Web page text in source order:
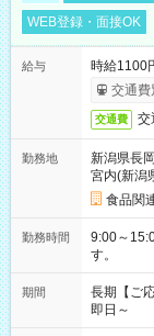
WEB登録・面接OK
給与
時給1100
交通費
交通費 交
勤務地
新潟県長
宮内(新潟
食品関
勤務時間
9:00～15:00 9:00～16:00
す。
期間
長期【ご
即日～